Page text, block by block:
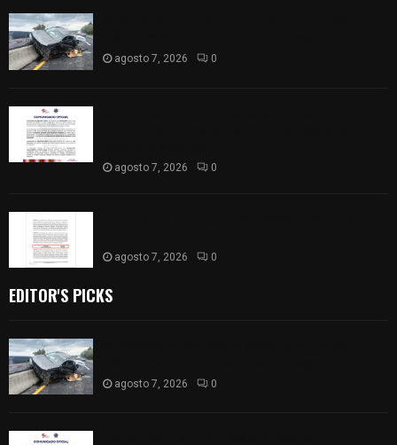
agosto 7, 2026 0
agosto 7, 2026 0
agosto 7, 2026 0
EDITOR'S PICKS
agosto 7, 2026 0